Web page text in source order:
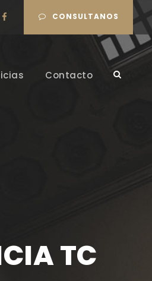
CONSULTANOS
Contacto
TC